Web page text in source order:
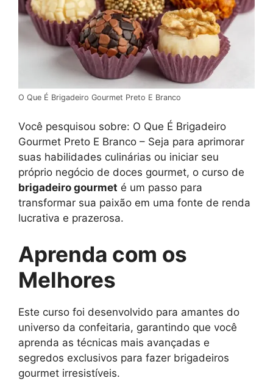
O Que É Brigadeiro Gourmet Preto E Branco
Você pesquisou sobre: O Que É Brigadeiro
Gourmet Preto E Branco – Seja para aprimorar
suas habilidades culinárias ou iniciar seu
próprio negócio de doces gourmet, o curso de
brigadeiro gourmet é um passo para
transformar sua paixão em uma fonte de renda
lucrativa e prazerosa.
Aprenda com os
Melhores
Este curso foi desenvolvido para amantes do
universo da confeitaria, garantindo que você
aprenda as técnicas mais avançadas e
segredos exclusivos para fazer brigadeiros
gourmet irresistíveis.